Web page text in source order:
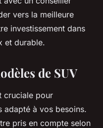
vers la meilleure
investissement dans
et durable.
de SUV
cruciale pour
adapté à vos besoins.
pris en compte selon